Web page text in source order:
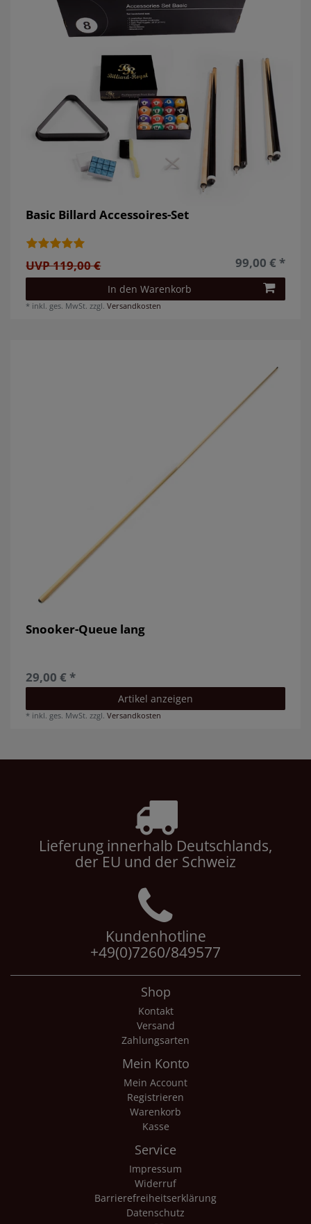
Basic Billard Accessoires-Set
UVP 119,00 € 99,00 € *
In den Warenkorb
* inkl. ges. MwSt. zzgl.Versandkosten
Snooker-Queue lang
29,00 € *
Artikel anzeigen
* inkl. ges. MwSt. zzgl.Versandkosten
Lieferung innerhalb Deutschlands,
der EU und der Schweiz
Kundenhotline
+49(0)7260/849577
Shop
Kontakt
Versand
Zahlungsarten
Mein Konto
Mein Account
Registrieren
Warenkorb
Kasse
Service
Impressum
Widerruf
Barrierefreiheitserklärung
Datenschutz